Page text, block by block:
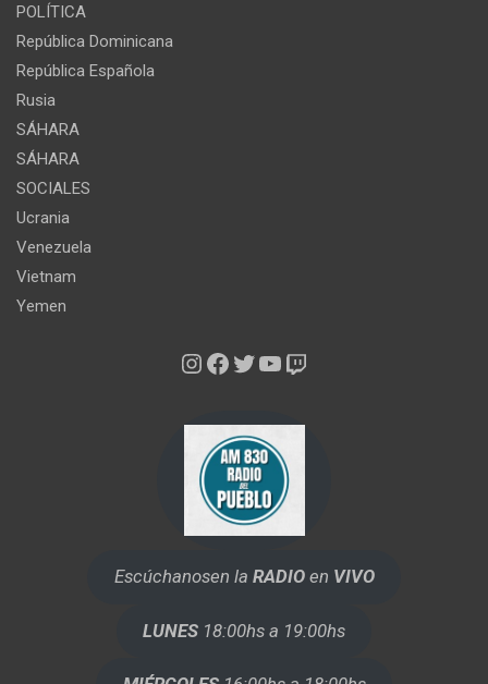
POLÍTICA
República Dominicana
República Española
Rusia
SÁHARA
SÁHARA
SOCIALES
Ucrania
Venezuela
Vietnam
Yemen
Instagram
Facebook
Twitter
YouTube
Twitch
Escúchanosen la RADIOen VIVO
LUNES 18:00hs a 19:00hs